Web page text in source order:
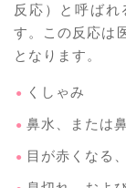
反応）と呼ばれ
す。この反応は
となります。
くしゃみ
鼻水、または
目が赤くなる